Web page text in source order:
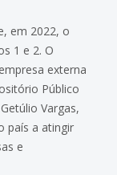
em 2022, o
1 e 2. O
externa
Público
Vargas,
país a atingir
e